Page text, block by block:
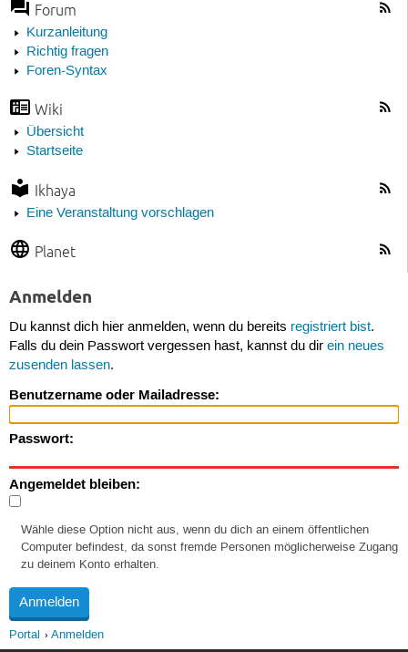
Forum
Kurzanleitung
Richtig fragen
Foren-Syntax
Wiki
Übersicht
Startseite
Ikhaya
Eine Veranstaltung vorschlagen
Planet
Anmelden
Du kannst dich hier anmelden, wenn du bereits registriert bist.
Falls du dein Passwort vergessen hast, kannst du dir ein neues
zusenden lassen.
Benutzername oder Mailadresse:
Passwort:
Angemeldet bleiben:
Wähle diese Option nicht aus, wenn du dich an einem öffentlichen
Computer befindest, da sonst fremde Personen möglicherweise Zugang
zu deinem Konto erhalten.
Portal Anmelden